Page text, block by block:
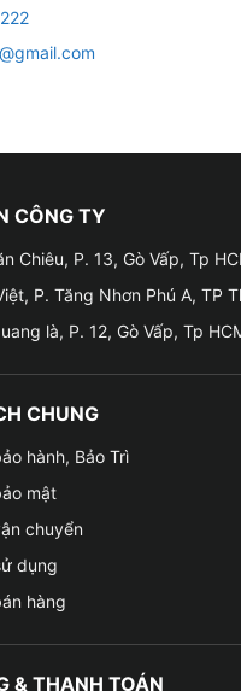
có thể chia đôi màn
cùng một lúc như
lý cực nhanh với RAM
OledPro A5 Platinum
với chip TS18 – Ram
mượt mà và đa nhiệm
nhiệm Ram 2 – 32
Android OledPro có hệ
cấp bộ xử lý GPU
được trang bị công
trội hơn hẳn so với
CÔNG TY
Chiêu, P. 13, Gò Vấp, Tp
P. Tăng Nhơn Phú A, TP
là, P. 12, Gò Vấp, Tp
CHUNG
hành, Bảo Trì
mật
chuyển
dụng
hàng
& THANH TOÁN